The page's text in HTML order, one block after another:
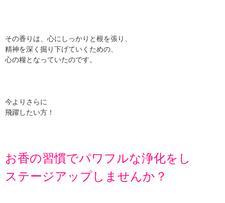
その香りは、心にしっかりと根を張り、
精神を深く掘り下げていくための、
心の糧となっていたのです。
今よりさらに
飛躍したい方！
お香の習慣でパワフルな浄化をし
ステージアップしませんか？